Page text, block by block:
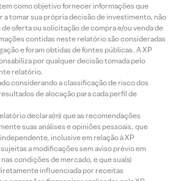
como objetivo fornecer informações que
a tomar sua própria decisão de investimento, não
oferta ou solicitação de compra e/ou venda de
contidas neste relatório são consideradas
e foram obtidas de fontes públicas. A XP
por qualquer decisão tomada pelo
relatório.
considerando a classificação de risco dos
de alocação para cada perfil de
declara(m) que as recomendações
suas análises e opiniões pessoais, que
inclusive em relação à XP
a modificações sem aviso prévio em
condições de mercado, e que sua(s)
influenciada por receitas